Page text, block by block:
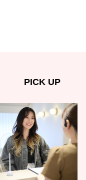
PICK UP